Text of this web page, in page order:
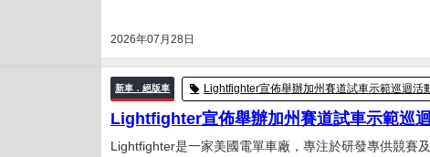
2026年07月28日
新車．絕版車 Lightfighter宣佈舉辦加州賽道試車示範巡迴活
Lightfighter宣佈舉辦加州賽道試車示範巡
Lightfighter是一家美國電單車廠，專注於研發專供競賽